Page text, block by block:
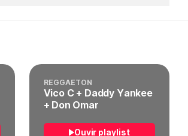
REGGAETON
Vico C + Daddy Yankee
+ Don Omar
Ouvir playlist